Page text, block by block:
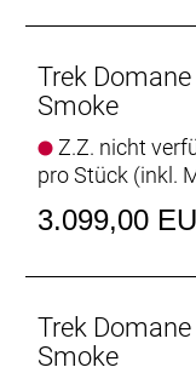
konnte bereits
Leichter als je
Das leichte und
sowie eine neue
Vielseitige
Trek
Smoke
Z.Z. nicht
pro Stück (inkl.
3.099,00
Trek
Smoke